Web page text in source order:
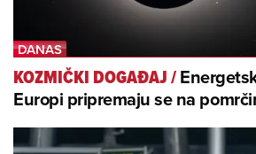
KOZMIČKI DOGAĐAJ/
Europi pripremaju se na